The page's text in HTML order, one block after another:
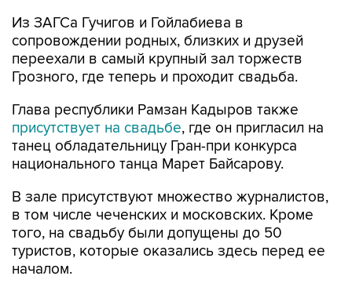
Из ЗАГСа Гучигов и Гойлабиева в
сопровождении родных, близких и друзей
переехали в самый крупный зал торжеств
Грозного, где теперь и проходит свадьба.
Глава республики Рамзан Кадыров также
присутствует на свадьбе, где он пригласил на
танец обладательницу Гран-при конкурса
национального танца Марет Байсарову.
В зале присутствуют множество журналистов,
в том числе чеченских и московских. Кроме
того, на свадьбу были допущены до 50
туристов, которые оказались здесь перед ее
началом.